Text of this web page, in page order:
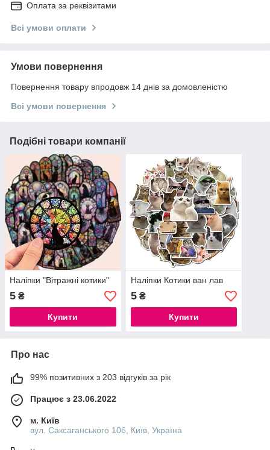
Оплата за реквізитами
Всі умови оплати
Умови повернення
Повернення товару впродовж 14 днів за домовленістю
Всі умови повернення
Подібні товари компанії
Наліпки "Вітражні котики"
5 ₴
Купити
Наліпки Котики ван лав
5₴
Купити
Про нас
99% позитивних з 203 відгуків за рік
Працює з 23.06.2022
м. Київ
вул. Саксаганського 106, Київ, Україна